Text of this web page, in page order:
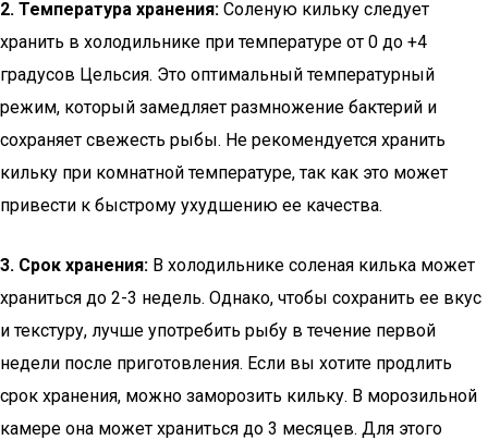
2. Температура хранения: Соленую кильку следует
хранить в холодильнике при температуре от 0 до +4
градусов Цельсия. Это оптимальный температурный
режим, который замедляет размножение бактерий и
сохраняет свежесть рыбы. Не рекомендуется хранить
кильку при комнатной температуре, так как это может
привести к быстрому ухудшению ее качества.
3. Срок хранения: В холодильнике соленая килька может
храниться до 2-3 недель. Однако, чтобы сохранить ее вкус
и текстуру, лучше употребить рыбу в течение первой
недели после приготовления. Если вы хотите продлить
срок хранения, можно заморозить кильку. В морозильной
камере она может храниться до 3 месяцев. Для этого